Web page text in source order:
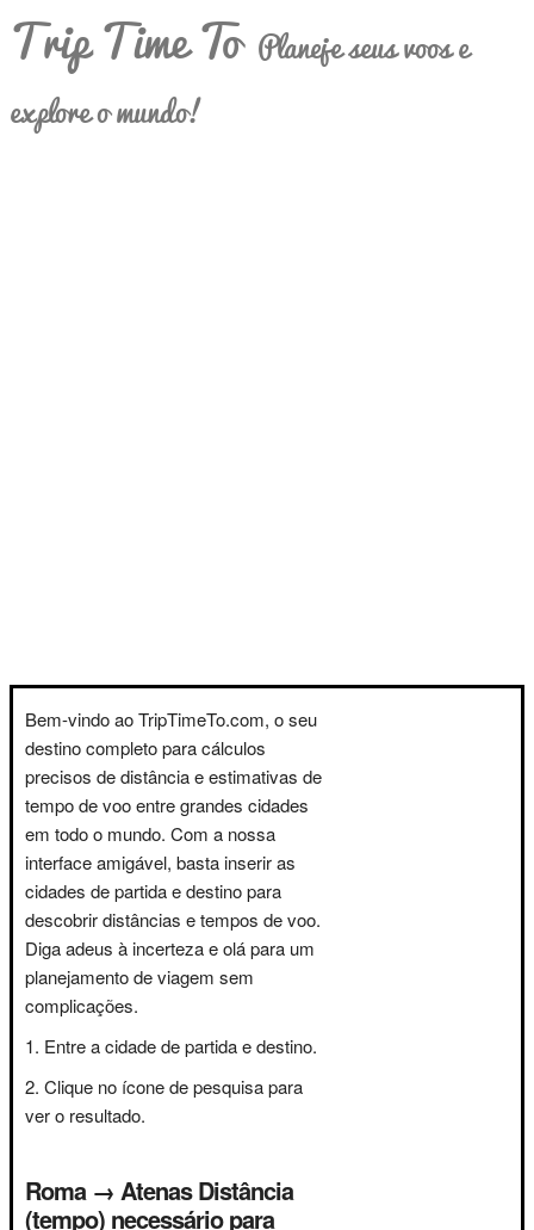
Trip Time To Planeje seus voos e
explore o mundo!
Bem-vindo ao TripTimeTo.com, o seu
destino completo para cálculos
precisos de distância e estimativas de
tempo de voo entre grandes cidades
em todo o mundo. Com a nossa
interface amigável, basta inserir as
cidades de partida e destino para
descobrir distâncias e tempos de voo.
Diga adeus à incerteza e olá para um
planejamento de viagem sem
complicações.
Entre a cidade de partida e destino.
Clique no ícone de pesquisa para
ver o resultado.
Roma → Atenas Distância
(tempo) necessário para